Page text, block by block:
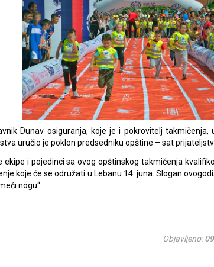
Dunav osiguranja, koje je i pokrovitelj takmičenja,
uručio je poklon predsedniku opštine – sat
ekipe i pojedinci sa ovog opštinskog takmičenja
koje će se odružati u Lebanu 14. juna. Slogan
nogu“.
Objavljeno: